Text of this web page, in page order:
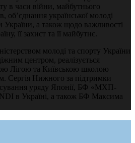
в часи війни, майбутнього
об’єднання української молоді
України, а також щодо важливості
її захист та її майбутнє.
молоді та спорту України
центром, реалізується
Лігою та Київською школою
Сергія Нижного за підтримки
уряду Японії, БФ «МХП-
в Україні, а також БФ Максима